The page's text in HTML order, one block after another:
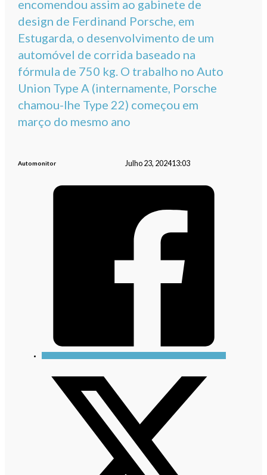
encomendou assim ao gabinete de
design de Ferdinand Porsche, em
Estugarda, o desenvolvimento de um
automóvel de corrida baseado na
fórmula de 750 kg. O trabalho no Auto
Union Type A (internamente, Porsche
chamou-lhe Type 22) começou em
março do mesmo ano
Automonitor Julho 23, 202413:03